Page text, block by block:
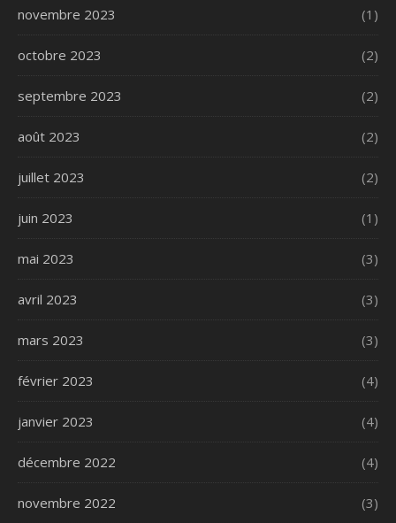
novembre 2023 (1)
octobre 2023 (2)
septembre 2023 (2)
août 2023 (2)
juillet 2023 (2)
juin 2023 (1)
mai 2023 (3)
avril 2023 (3)
mars 2023 (3)
février 2023 (4)
janvier 2023 (4)
décembre 2022 (4)
novembre 2022 (3)